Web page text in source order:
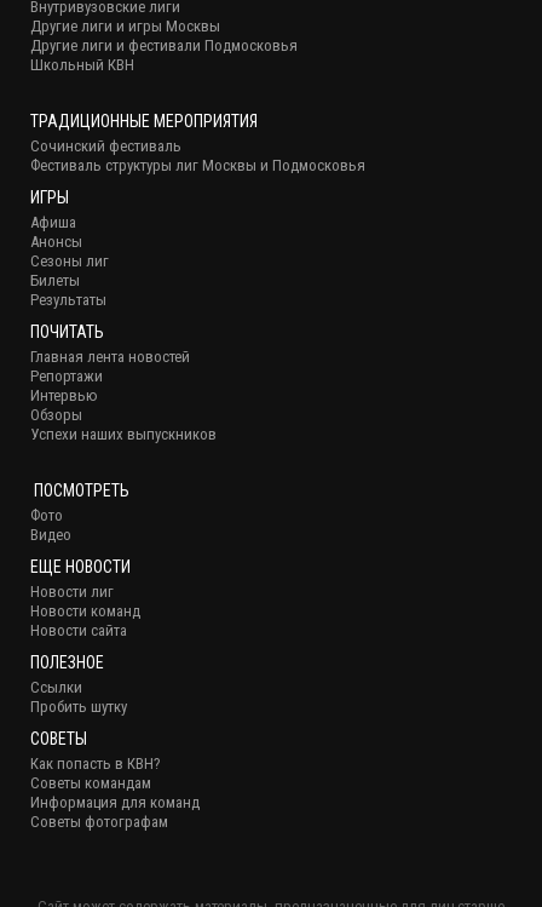
Внутривузовские лиги
Другие лиги и игры Москвы
Другие лиги и фестивали Подмосковья
Школьный КВН
ТРАДИЦИОННЫЕ МЕРОПРИЯТИЯ
Сочинский фестиваль
Фестиваль структуры лиг Москвы и Подмосковья
ИГРЫ
Афиша
Анонсы
Сезоны лиг
Билеты
Результаты
ПОЧИТАТЬ
Главная лента новостей
Репортажи
Интервью
Обзоры
Успехи наших выпускников
ПОСМОТРЕТЬ
Фото
Видео
ЕЩЕ НОВОСТИ
Новости лиг
Новости команд
Новости сайта
ПОЛЕЗНОЕ
Ссылки
Пробить шутку
СОВЕТЫ
Как попасть в КВН?
Советы командам
Информация для команд
Советы фотографам